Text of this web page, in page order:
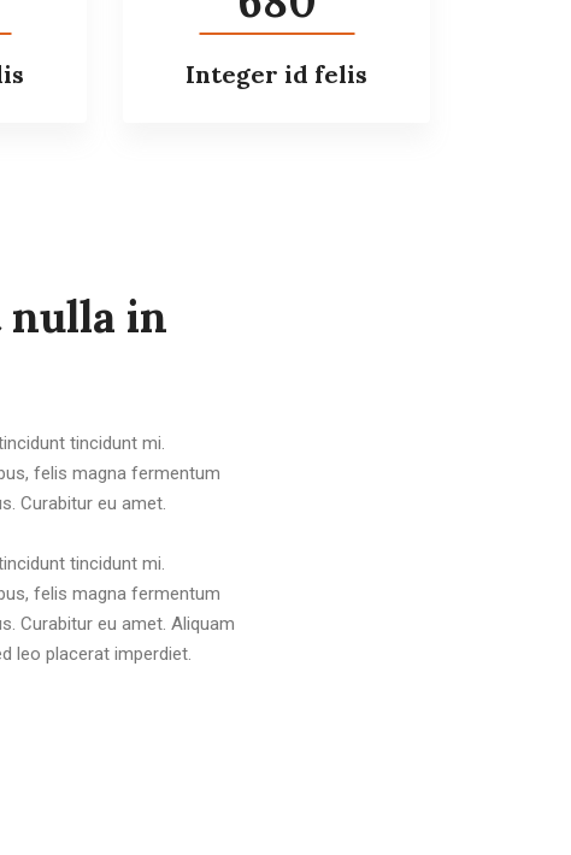
Integer id felis
nulla in
tincidunt mi.
felis magna fermentum
Curabitur eu amet.
tincidunt mi.
felis magna fermentum
Curabitur eu amet. Aliquam
leo placerat imperdiet.